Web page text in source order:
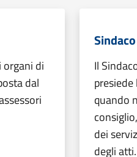
organi di
dal
Sindaco
Il
quando
dei
degli atti.